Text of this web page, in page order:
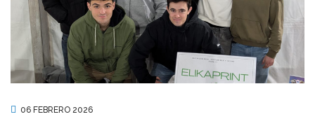
06 FEBRERO 2026